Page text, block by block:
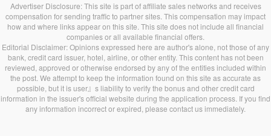
Advertiser Disclosure: This site is part of affiliate sales networks and receives
compensation for sending traffic to partner sites. This compensation may impact
how and where links appear on this site. This site does not include all financial
companies or all available financial offers.
Editorial Disclaimer: Opinions expressed here are author's alone, not those of any
bank, credit card issuer, hotel, airline, or other entity. This content has not been
reviewed, approved or otherwise endorsed by any of the entities included within
the post. We attempt to keep the information found on this site as accurate as
possible, but it is user』s liability to verify the bonus and other credit card
information in the issuer's official website during the application process. If you find
any information incorrect or expired, please contact us immediately.